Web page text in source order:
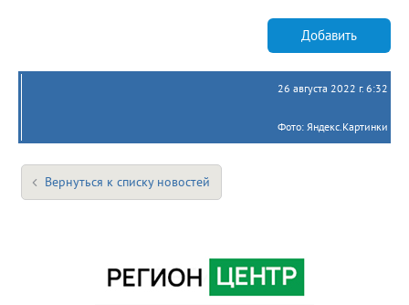
Добавить
26 августа 2022 г. 6:32
Фото: Яндекс.Картинки
Вернуться к списку новостей